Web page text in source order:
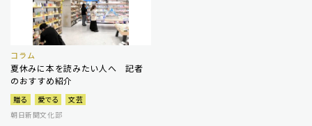
コラム
夏休みに本を読みたい人へ 記者
のおすすめ紹介
贈る 愛でる
文芸
朝日新聞文化部